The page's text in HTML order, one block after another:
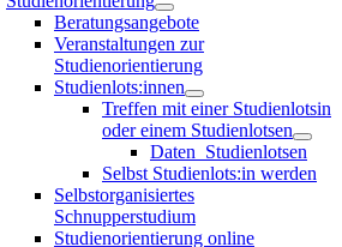
Beratungsangebote
Veranstaltungen zur
Studienorientierung
Studienlots:innen
Treffen mit einer Studienlotsin
oder einem Studienlotsen
Daten_Studienlotsen
Selbst Studienlots:in werden
Selbstorganisiertes
Schnupperstudium
Studienorientierung online